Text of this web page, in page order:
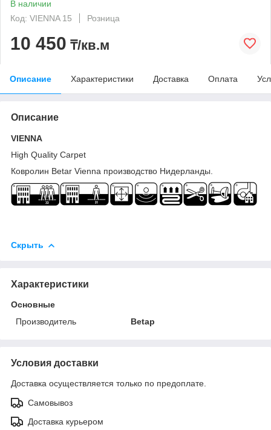
В наличии
Код: VIENNA 15
Розница
10 450 ₸/кв.м
Описание Характеристики Доставка Оплата
Описание
VIENNA
High Quality Carpet
Ковролин Betar Vienna производство Нидерланды.
Скрыть
Характеристики
Основные
Производитель
Betap
Условия доставки
Доставка осуществляется только по предоплате.
Самовывоз
Доставка курьером